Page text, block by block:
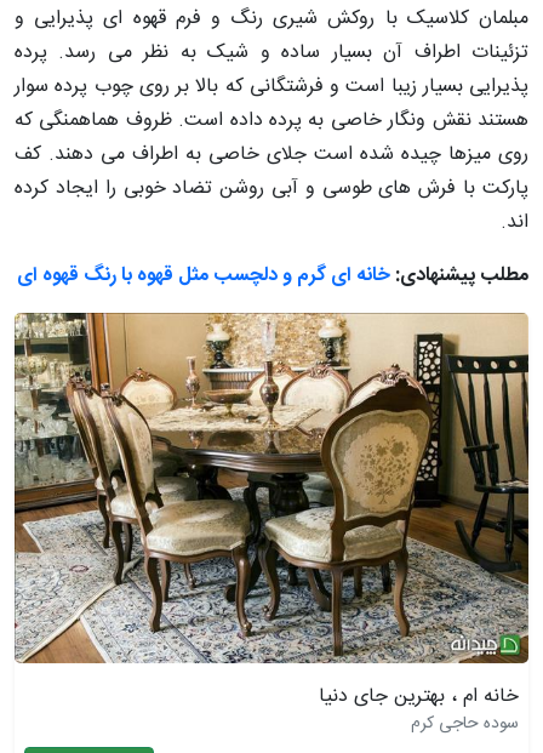
مبلمان کلاسیک با روکش شیری رنگ و فرم قهوه ای پذیرایی و
تزئینات اطراف آن بسیار ساده و شیک به نظر می رسد. پرده
پذیرایی بسیار زیبا است و فرشتگانی که بالا بر روی چوب پرده سوار
هستند نقش ونگار خاصی به پرده داده است. ظروف هماهمنگی که
روی میزها چیده شده است جلای خاصی به اطراف می دهند. کف
پارکت با فرش های طوسی و آبی روشن تضاد خوبی را ایجاد کرده
اند.
مطلب پیشنهادی:خانه ای گرم و دلچسب مثل قهوه با رنگ قهوه ای
خانه ام ، بهترین جای دنیا
سوده حاجی کرم